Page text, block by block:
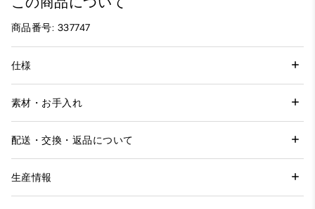
商品番号: 337747
仕様
素材・お手入れ
配送・交換・返品について
生産情報